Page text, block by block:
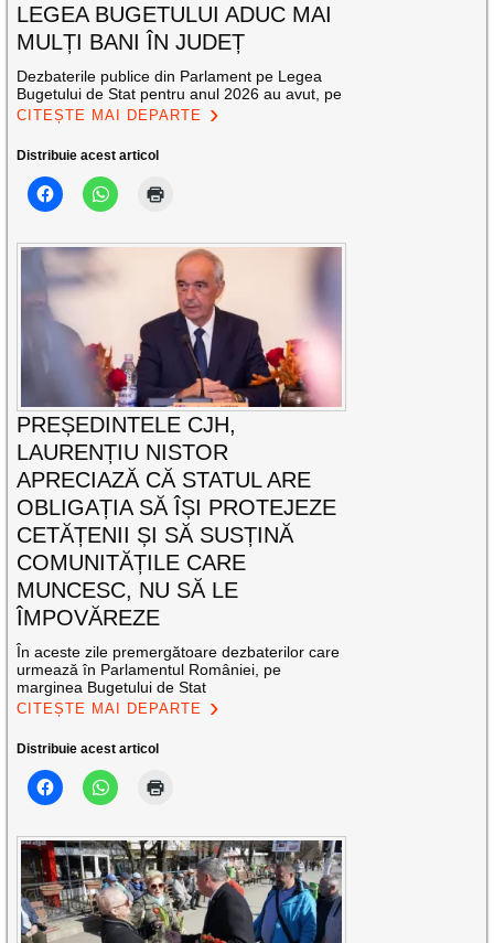
LEGEA BUGETULUI ADUC MAI
MULȚI BANI ÎN JUDEȚ
Dezbaterile publice din Parlament pe Legea
Bugetului de Stat pentru anul 2026 au avut, pe
CITEȘTE MAI DEPARTE
Distribuie acest articol
PREȘEDINTELE CJH,
LAURENȚIU NISTOR
APRECIAZĂ CĂ STATUL ARE
OBLIGAȚIA SĂ ÎȘI PROTEJEZE
CETĂȚENII ȘI SĂ SUSȚINĂ
COMUNITĂȚILE CARE
MUNCESC, NU SĂ LE
ÎMPOVĂREZE
În aceste zile premergătoare dezbaterilor care
urmează în Parlamentul României, pe
marginea Bugetului de Stat
CITEȘTE MAI DEPARTE
Distribuie acest articol